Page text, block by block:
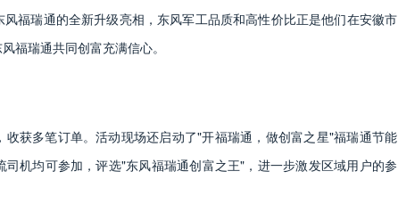
福瑞通的全新升级亮相，东风军工品质和高性价比正是他们在安徽市
福瑞通共同创富充满信心。
获多笔订单。活动现场还启动了"开福瑞通，做创富之星"福瑞通节能
机均可参加，评选"东风福瑞通创富之王"，进一步激发区域用户的参